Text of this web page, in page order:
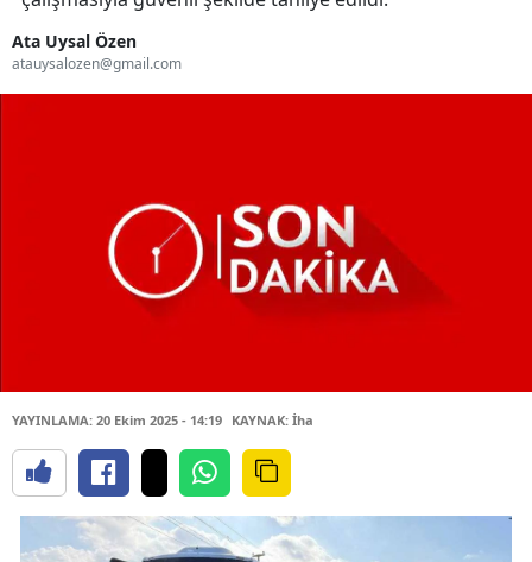
Ata Uysal Özen
atauysalozen@gmail.com
YAYINLAMA: 20 Ekim 2025 - 14:19 KAYNAK: İha